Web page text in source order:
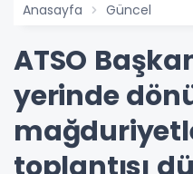
Anasayfa Güncel
ATSO
yerinde